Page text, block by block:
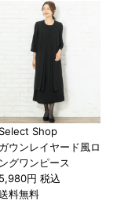
Select Shop
ガウンレイヤード風ロ
ングワンピース
5,980円 税込
料無料